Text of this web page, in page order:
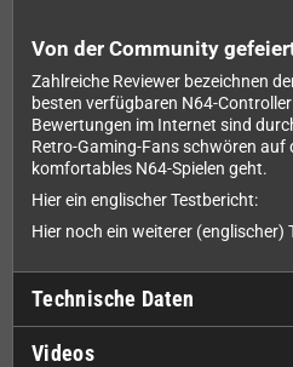
Von der Community
Zahlreiche Reviewer bezeichnen
besten verfügbaren N64-
Bewertungen im Internet sind
Retro-Gaming-Fans schwören auf
komfortables N64-Spielen geht.
Hier ein englischer Testbericht:
Hier noch ein weiterer (englischer)
Technische Daten
Videos